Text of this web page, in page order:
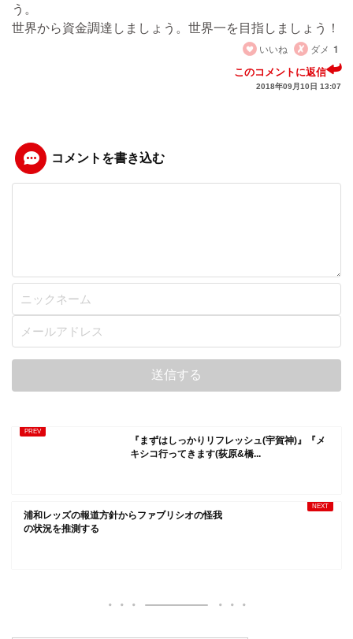
う。
世界から資金調達しましょう。世界一を目指しましょう！
いいね
ダメ 1
このコメントに返信
2018年09月10日 13:07
コメントを書き込む
『まずはしっかりリフレッシュ(宇賀神)』『メ
キシコ行ってきます(荻原&橋...
浦和レッズの報道方針からファブリシオの怪我
の状況を推測する